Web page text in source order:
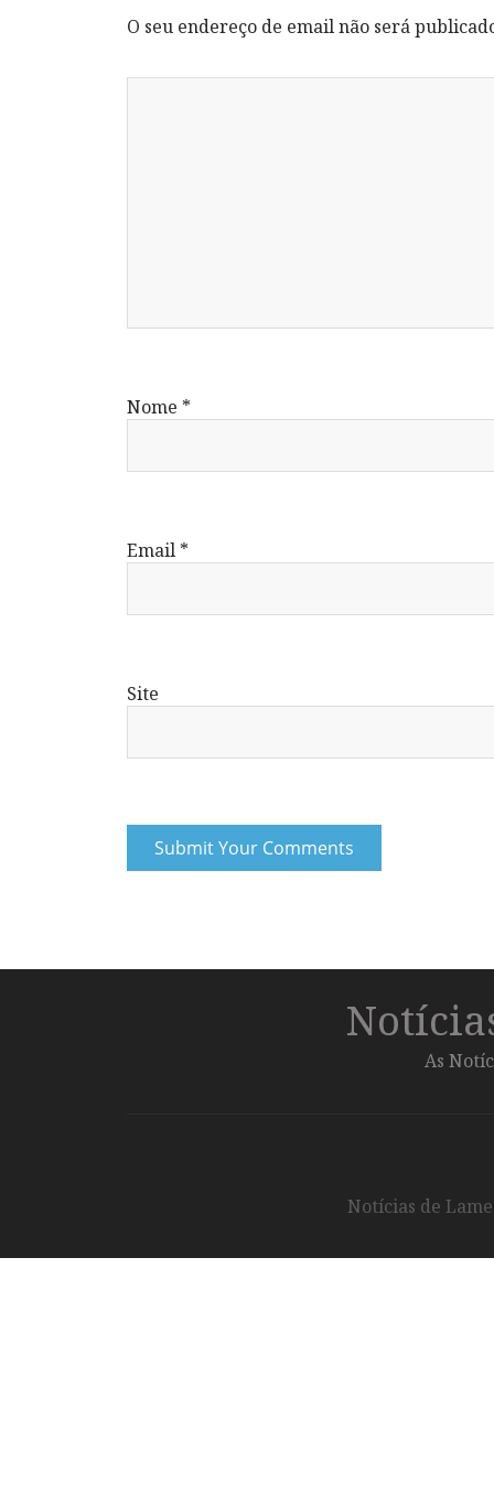
O seu endereço de email não será
Nome *
Email *
Site
As
Notícias de